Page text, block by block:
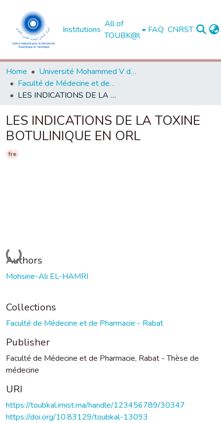
Institutions
All of
TOUBK@l
FAQ CNRST
Home
Université Mohammed V de Rabat
Faculté de Médecine et de Pharmacie - Rabat
LES INDICATIONS DE LA TOXINE BOTULINIQUE EN ORL
LES INDICATIONS DE LA TOXINE
BOTULINIQUE EN ORL
fre
Loading...
Authors
Mohsine-Ali EL-HAMRI
Collections
Faculté de Médecine et de Pharmacie - Rabat
Publisher
Faculté de Médecine et de Pharmacie, Rabat - Thèse de
médecine
URI
https://toubkal.imist.ma/handle/123456789/30347
https://doi.org/10.83129/toubkal-13093